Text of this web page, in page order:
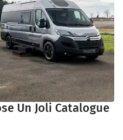
Un Joli Catalogue